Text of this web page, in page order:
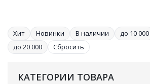
Хит Новинки В наличии
до 10 000
до 20 000
Сбросить
КАТЕГОРИИ ТОВАРА